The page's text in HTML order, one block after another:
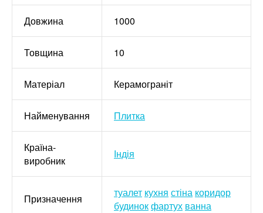
Довжина 1000
Товщина 10
Матеріал Керамограніт
Найменування Плитка
Країна-
виробник
Індія
Призначення туалет кухня стіна коридор
будинокфартух ванна